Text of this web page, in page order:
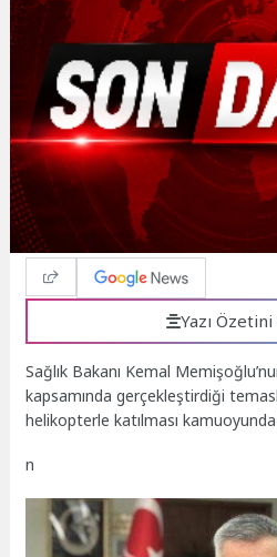
Yazı
Sağlık Bakanı Kemal
kapsamında gerçekleştirdiği
helikopterle katılması
n